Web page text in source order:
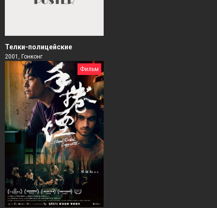
Телки-полицейские
2001, Гонконг
Фильм